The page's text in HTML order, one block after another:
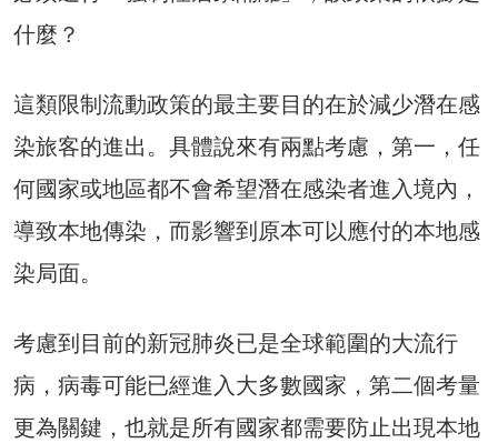
什麼？
這類限制流動政策的最主要目的在於減少潛在感
染旅客的進出。具體說來有兩點考慮，第一，任
何國家或地區都不會希望潛在感染者進入境內，
導致本地傳染，而影響到原本可以應付的本地感
染局面。
考慮到目前的新冠肺炎已是全球範圍的大流行
病，病毒可能已經進入大多數國家，第二個考量
更為關鍵，也就是所有國家都需要防止出現本地